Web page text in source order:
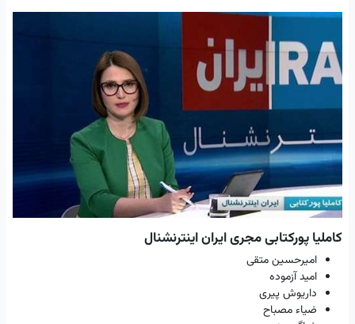
کاملیا پورکتابی مجری ایران اینترنشنال
امیرحسین متقی
امید آزموده
داریوش پیری
ضیاء مصباح